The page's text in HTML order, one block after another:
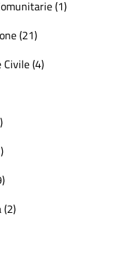
(1)
(21)
Civile (4)
(2)